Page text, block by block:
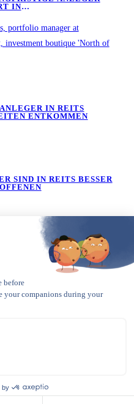
IN
IN REITS
ENTKOMMEN
SIND IN REITS BESSER
FÜR 2025 –
IN DEN USA SIND NUR
Communications. All Rights